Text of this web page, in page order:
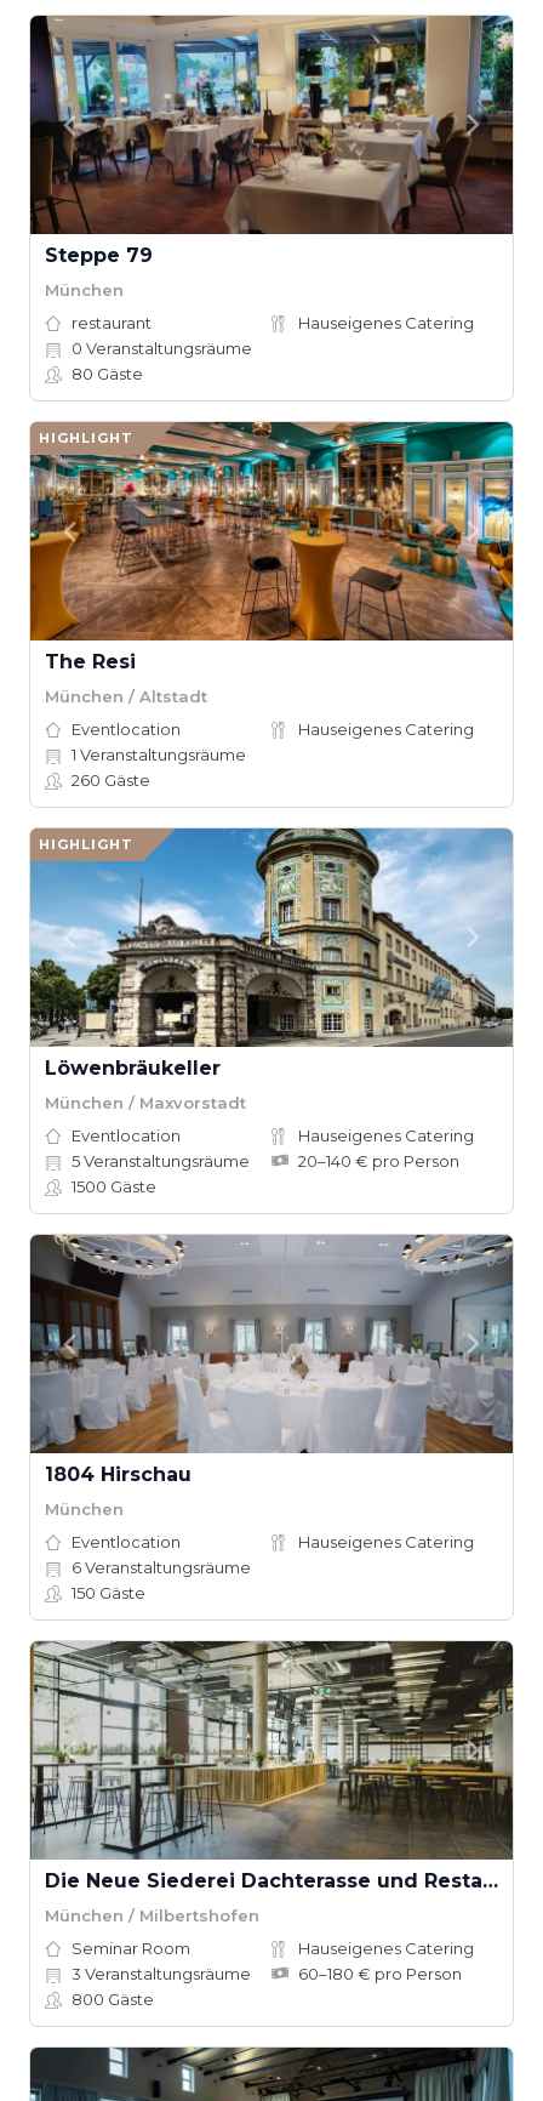
Steppe 79
München
restaurant
Hauseigenes Catering
0 Veranstaltungsräume
80 Gäste
HIGHLIGHT
The Resi
München / Altstadt
Eventlocation
Hauseigenes Catering
1 Veranstaltungsräume
260 Gäste
HIGHLIGHT
Löwenbräukeller
München / Maxvorstadt
Eventlocation
Hauseigenes Catering
5Veranstaltungsräume
20–140 € pro Person
1500 Gäste
1804 Hirschau
München
Eventlocation
Hauseigenes Catering
6Veranstaltungsräume
150 Gäste
Die Neue Siederei Dachterasse und Restaurant
München / Milbertshofen
Seminar Room
Hauseigenes Catering
3 Veranstaltungsräume
60–180 € pro Person
800 Gäste